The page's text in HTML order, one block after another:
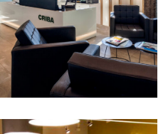
en pleno microcentro de
Buenos Aires.